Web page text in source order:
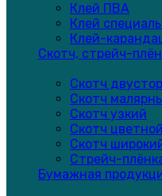
Клей ПВА
Клей
Клей-
Скотч, стрейч-
Скотч
Скотч
Скотч узкий
Скотч цветной
Скотч
Стрейч-
Бумажная